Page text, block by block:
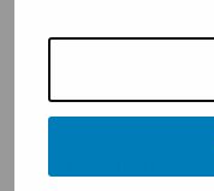
de Godzinsky
5,70€